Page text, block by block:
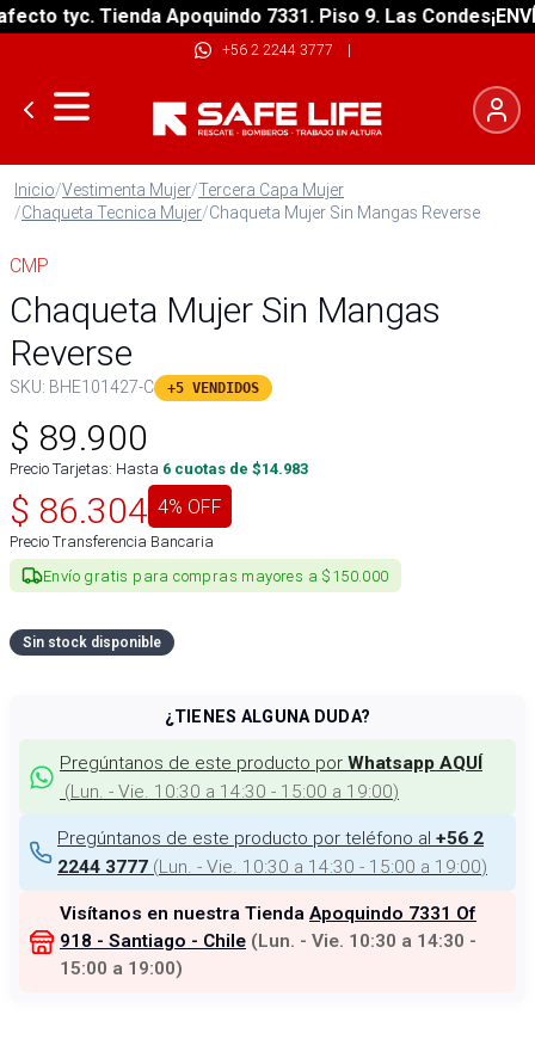
tyc. Tienda Apoquindo 7331. Piso 9. Las Condes
+56 2 2244 3777 |
Inicio/Vestimenta Mujer/Tercera Capa Mujer
/Chaqueta Tecnica Mujer/Chaqueta Mujer Sin Mangas Reverse
CMP
Chaqueta Mujer Sin Mangas
Reverse
SKU: BHE101427-C +5 VENDIDOS
$ 89.900
Precio Tarjetas: Hasta 6 cuotas de $14.983
$ 86.304 4% OFF
Precio Transferencia Bancaria
Envío gratis para compras mayores a $150.000
Sin stock disponible
¿TIENES ALGUNA DUDA?
Pregúntanos de este producto por Whatsapp AQUÍ
(Lun. - Vie. 10:30 a 14:30 - 15:00 a 19:00)
Pregúntanos de este producto por teléfono al +56 2
2244 3777 (Lun. - Vie. 10:30 a 14:30 - 15:00 a 19:00)
Visítanos en nuestra Tienda Apoquindo 7331 Of
918 - Santiago - Chile (Lun. - Vie. 10:30 a 14:30 -
15:00 a 19:00)